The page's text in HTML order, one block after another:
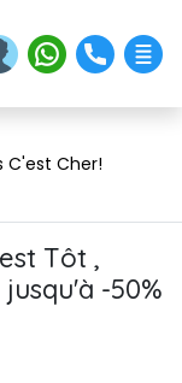
C'est Cher!
Tôt ,
-50%